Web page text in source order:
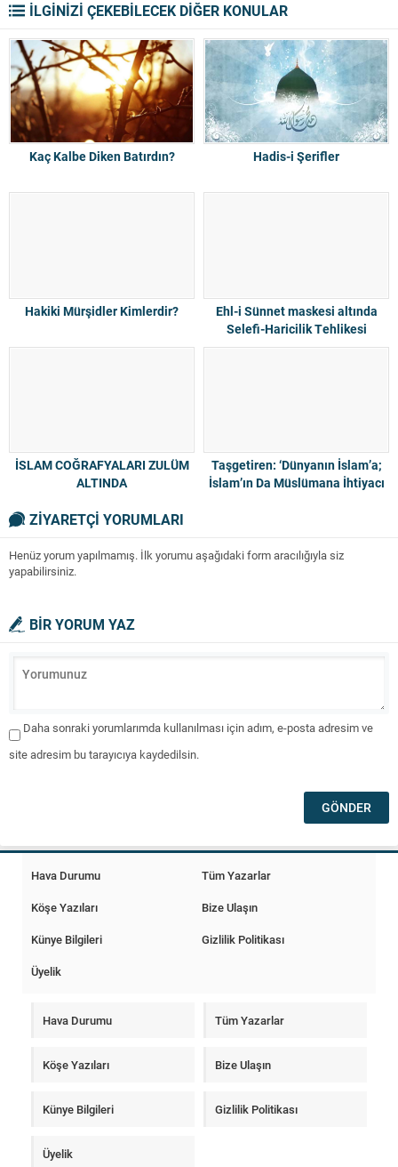
İLGİNİZİ ÇEKEBİLECEK DİĞER KONULAR
Kaç Kalbe Diken Batırdın? Hadis-i Şerifler
Hakiki Mürşidler Kimlerdir?
Ehl-i Sünnet maskesi altında
Selefi-Haricilik Tehlikesi
İSLAM COĞRAFYALARI ZULÜM
ALTINDA
Taşgetiren: ‘Dünyanın İslam’a;
İslam’ın Da Müslümana İhtiyacı
ZİYARETÇİ YORUMLARI
Henüz yorum yapılmamış. İlk yorumu aşağıdaki form aracılığıyla siz
yapabilirsiniz.
BİR YORUM YAZ
Daha sonraki yorumlarımda kullanılması için adım, e-posta adresim ve
site adresim bu tarayıcıya kaydedilsin.
Hava Durumu
Tüm Yazarlar
Köşe Yazıları
Bize Ulaşın
Künye Bilgileri
Gizlilik Politikası
Üyelik
Hava Durumu Tüm Yazarlar
Köşe Yazıları Bize Ulaşın
Künye Bilgileri Gizlilik Politikası
Üyelik